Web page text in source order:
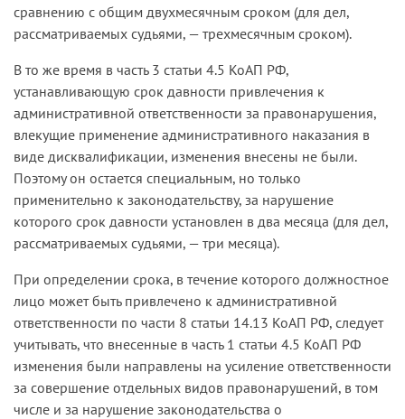
сравнению с общим двухмесячным сроком (для дел,
рассматриваемых судьями, — трехмесячным сроком).
В то же время в часть 3 статьи 4.5 КоАП РФ,
устанавливающую срок давности привлечения к
административной ответственности за правонарушения,
влекущие применение административного наказания в
виде дисквалификации, изменения внесены не были.
Поэтому он остается специальным, но только
применительно к законодательству, за нарушение
которого срок давности установлен в два месяца (для дел,
рассматриваемых судьями, — три месяца).
При определении срока, в течение которого должностное
лицо может быть привлечено к административной
ответственности по части 8 статьи 14.13 КоАП РФ, следует
учитывать, что внесенные в часть 1 статьи 4.5 КоАП РФ
изменения были направлены на усиление ответственности
за совершение отдельных видов правонарушений, в том
числе и за нарушение законодательства о